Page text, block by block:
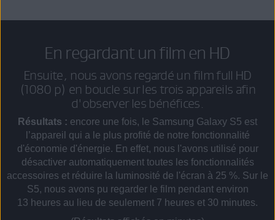
En regardant un film en HD
Ensuite, nous avons regardé un film full HD
(1080 p) en boucle sur les trois appareils afin
d'observer les bénéfices.
Résultats : encore une fois, le Samsung Galaxy S5 est
l’appareil qui a le plus profité de notre fonctionnalité
d'économie d'énergie. En effet, nous l'avons utilisé pour
désactiver automatiquement toutes les fonctionnalités
accessoires et réduire la luminosité de l'écran à 25 %. Sur le
S5, nous avons pu regarder le film pendant environ
13 heures au lieu de seulement 7 heures et 30 minutes.